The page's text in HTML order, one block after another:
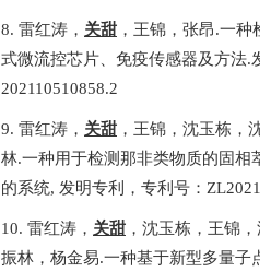
8. 雷红涛， 关甜 ，王锦，张昂.一种
式微流控芯片、免疫传感器及方法.
202110510858.2
9. 雷红涛， 关甜 ，王锦，沈玉栋，
林.一种用于检测那非类物质的固相
的系统, 发明专利，专利号：
10. 雷红涛， 关甜 ，沈玉栋，王锦，
振林，杨金易.一种基于新型多量子点